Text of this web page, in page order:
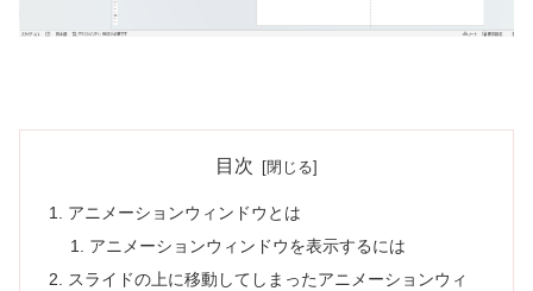
目次
アニメーションウィンドウとは
アニメーションウィンドウを表示するには
スライドの上に移動してしまったアニメーションウィ